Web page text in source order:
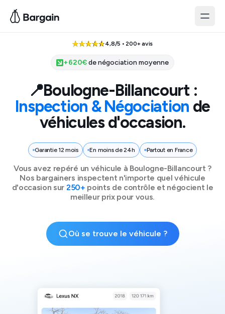
4,8/5 • 200+ avis
+620€de négociation moyenne
📍Boulogne-Billancourt:
Inspection & Négociation de
véhicules d'occasion.
Garantie 12 mois En moins de 24h Partout en France
Vous avez repéré un véhicule à Boulogne-Billancourt ?
Nos bargainers inspectent n'importe quel véhicule
d'occasion sur 250+ points de contrôle et négocient le
meilleur prix pour vous.
Où se trouve le véhicule ?